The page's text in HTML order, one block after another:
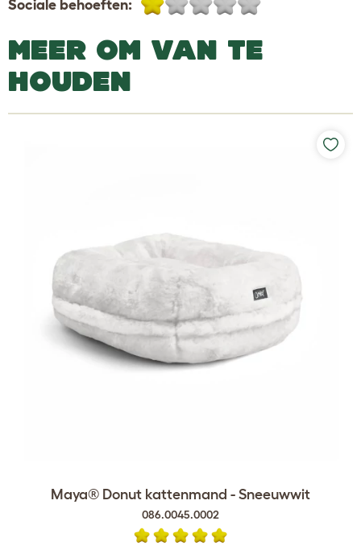
Sociale behoeften:
MEER OM VAN TE
HOUDEN
Maya® Donut kattenmand - Sneeuwwit
086.0045.0002